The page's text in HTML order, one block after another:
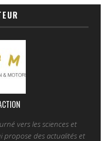
vers les sciences et
propose des actualités et